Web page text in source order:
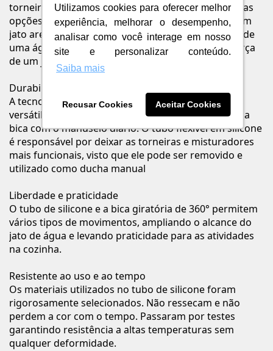
Utilizamos cookies para oferecer melhor
experiência, melhorar o desempenho,
analisar como você interage em nosso
site e personalizar conteúdo.
Saiba mais
Recusar Cookies Aceitar Cookies
torneiras, monocomandos e misturadores com duas
opções de jato de água no mesmo produto: um com
jato arejado e outro com jato retilíneo. O conforto de
uma água leve e suave, junto com a pressão e a força
de um jato concentrado.
Durabilidade e movimento
A tecnologia Smart Arc entrega um produto mais
versátil e de fácil limpeza. Garante a durabilidade da
bica com o manuseio diário. O tubo flexível em silicone
é responsável por deixar as torneiras e misturadores
mais funcionais, visto que ele pode ser removido e
utilizado como ducha manual
Liberdade e praticidade
O tubo de silicone e a bica giratória de 360° permitem
vários tipos de movimentos, ampliando o alcance do
jato de água e levando praticidade para as atividades
na cozinha.
Resistente ao uso e ao tempo
Os materiais utilizados no tubo de silicone foram
rigorosamente selecionados. Não ressecam e não
perdem a cor com o tempo. Passaram por testes
garantindo resistência a altas temperaturas sem
qualquer deformidade.